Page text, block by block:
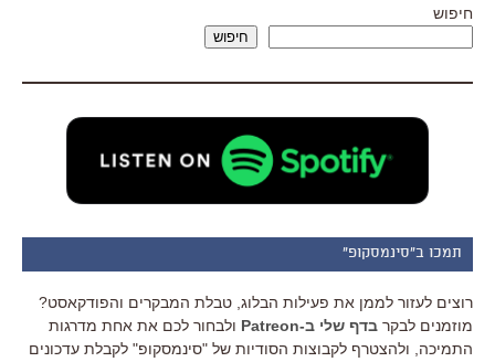
חיפוש
חיפוש
תמכו ב"סינמסקופ"
רוצים לעזור לממן את פעילות הבלוג, טבלת המבקרים והפודקאסט?
מוזמנים לבקר בדף שלי ב-Patreon
ולבחור לכם את אחת מדרגות
התמיכה, ולהצטרף לקבוצות הסודיות של "סינמסקופ" לקבלת עדכונים